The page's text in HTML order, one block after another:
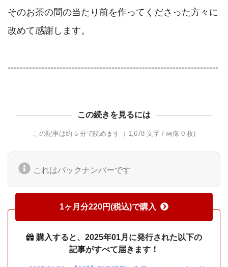
そのお茶の間の当たり前を作ってくださった方々に
改めて感謝します。
この続きを見るには
この記事は約 5 分で読めます（ 1,678 文字 / 画像 0 枚)
これはバックナンバーです
1ヶ月分220円(税込)で購入
購入すると、2025年01月に発行された以下の
記事がすべて届きます！